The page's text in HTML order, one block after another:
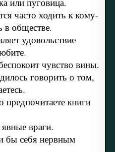
ходить к кому-
в обществе.
удовольствие
чувство вины.
говорить о том,
книги
враги.
себя нервным